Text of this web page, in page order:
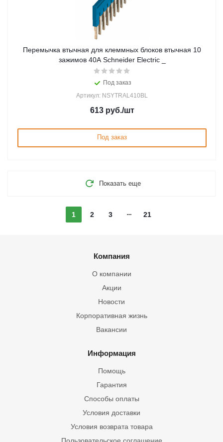
Перемычка втычная для клеммных блоков втычная 10
зажимов 40А Schneider Electric _
Под заказ
Артикул: NSYTRAL410BL
613руб./шт
Под заказ
Показать еще
1 2 3 21
Компания
О компании
Акции
Новости
Корпоративная жизнь
Вакансии
Информация
Помощь
Гарантия
Способы оплаты
Условия доставки
Условия возврата товара